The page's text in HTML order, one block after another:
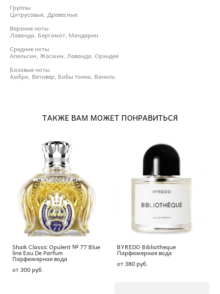
Группы
Цитрусовые, Древесные
Верхние ноты
Лаванда, Бергамот, Мандарин
Средние ноты
Апельсин, Жасмин, Лаванда, Орхидея
Базовые ноты
Амбра, Ветивер, Бобы тонка, Ваниль
ТАКЖЕ ВАМ МОЖЕТ ПОНРАВИТЬСЯ
Shaik Classic Opulent № 77 Blue
line Eau De Parfum
Парфюмерная вода
от 300 pуб.
BYREDO Bibliotheque
Парфюмерная вода
от 380 pуб.